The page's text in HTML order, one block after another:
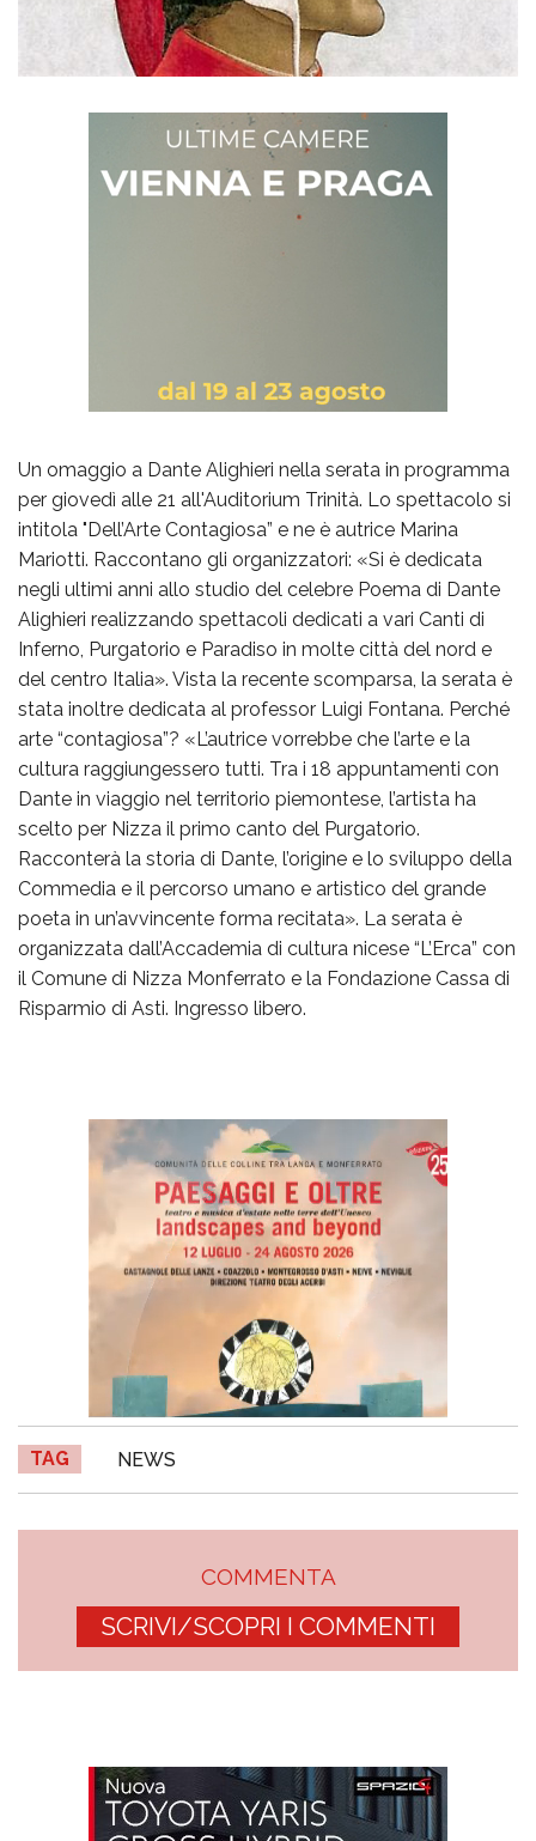
Un omaggio a Dante Alighieri nella serata in programma
per giovedì alle 21 all'Auditorium Trinità. Lo spettacolo si
intitola "Dell’Arte Contagiosa” e ne è autrice Marina
Mariotti. Raccontano gli organizzatori: «Si è dedicata
negli ultimi anni allo studio del celebre Poema di Dante
Alighieri realizzando spettacoli dedicati a vari Canti di
Inferno, Purgatorio e Paradiso in molte città del nord e
del centro Italia». Vista la recente scomparsa, la serata è
stata inoltre dedicata al professor Luigi Fontana. Perché
arte “contagiosa”? «L’autrice vorrebbe che l’arte e la
cultura raggiungessero tutti. Tra i 18 appuntamenti con
Dante in viaggio nel territorio piemontese, l’artista ha
scelto per Nizza il primo canto del Purgatorio.
Racconterà la storia di Dante, l’origine e lo sviluppo della
Commedia e il percorso umano e artistico del grande
poeta in un’avvincente forma recitata». La serata è
organizzata dall’Accademia di cultura nicese “L’Erca” con
il Comune di Nizza Monferrato e la Fondazione Cassa di
Risparmio di Asti. Ingresso libero.
TAG NEWS
COMMENTA
SCRIVI/SCOPRI I COMMENTI